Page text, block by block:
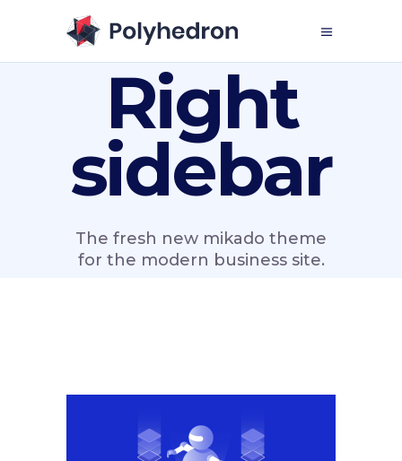
Right
sidebar
The fresh new mikado theme
for the modern business site.